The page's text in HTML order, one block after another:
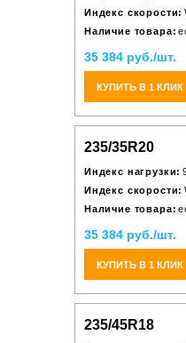
Индекс скорости:
Наличие товара:
35 384 руб./шт.
КУПИТЬ В 1 КЛИК
235/35R20
Индекс нагрузки:
Индекс скорости:
Наличие товара:
35 384 руб./шт.
КУПИТЬ В 1 КЛИК
235/45R18